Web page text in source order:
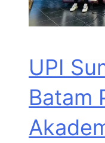
UPI
Batam